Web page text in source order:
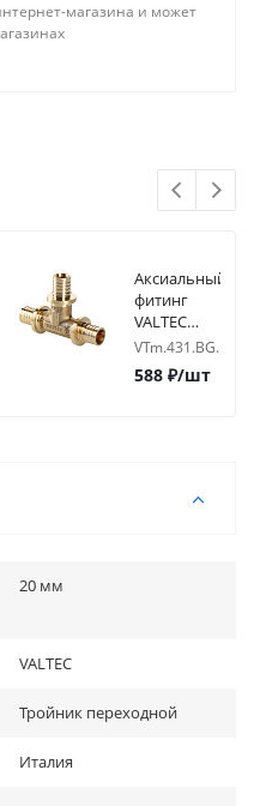
магазина и может
Аксиальный
фитинг
VALTEC
Тройник
переходной
16х20х16
588 ₽/шт
20 мм
VALTEC
Тройник переходной
Италия